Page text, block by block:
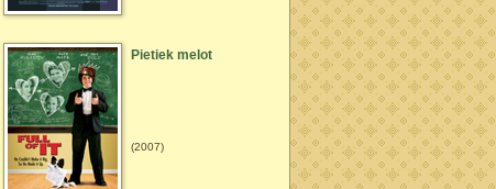
Pietiek melot
(2007)